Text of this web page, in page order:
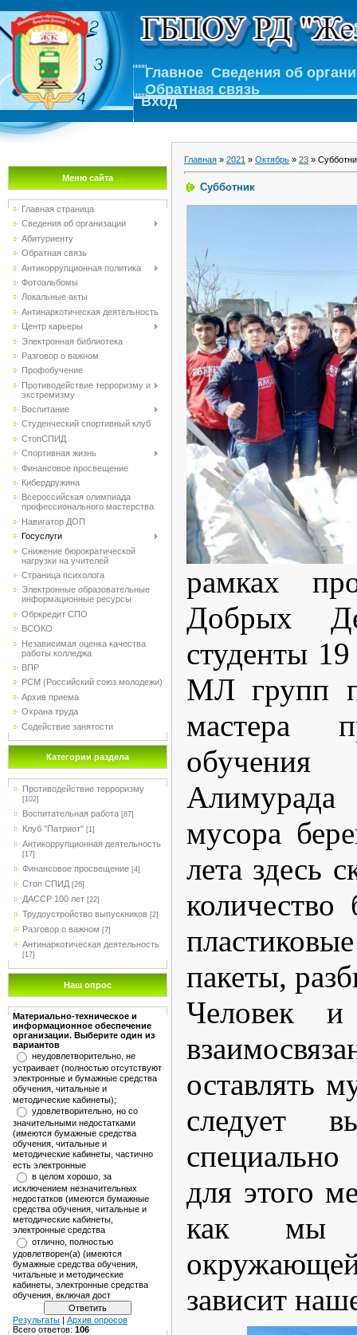
Главное Сведения об
Обратная связь
Вход
Меню сайта
Главная страница
Сведения об организации
Абитуриенту
Обратная связь
Антикоррупционная политика
Фотоальбомы
Локальные акты
Антинаркотическая деятельность
Центр карьеры
Электронная библиотека
Разговор о важном
Профобучение
Противодействие терроризму и
экстремизму
Воспитание
Студенческий спортивный клуб
CтопСПИД
Спортивная жизнь
Финансовое просвещение
Кибердружина
Всероссийская олимпиада
профессионального мастерства
Навигатор ДОП
Госуслуги
Снижение бюрократической
нагрузки на учителей
Страница психолога
Электронные образовательные
информационные ресурсы
Обркредит СПО
ВСОКО
Независимая оценка качества
работы колледжа
ВПР
РСМ (Российский союз молодежи)
Архив приема
Охрана труда
Содействие занятости
Категории раздела
Противодействие терроризму
[102]
Воспитательная работа [87]
Клуб "Патриот" [1]
Антикоррупционная деятельность
[17]
Финансовое просвещение [4]
Стоп СПИД [26]
ДАССР 100 лет [22]
Трудоустройство выпускников [2]
Разговор о важном [7]
Антинаркотическая деятельность
[17]
Наш опрос
Материально-техническое и
информационное обеспечение
организации. Выберите один из
вариантов
неудовлетворительно, не
устраивает (полностью отсутствуют
электронные и бумажные средства
обучения, читальные и
методические кабинеты);
удовлетворительно, но со
значительными недостатками
(имеются бумажные средства
обучения, читальные и
методические кабинеты, частично
есть электронные
в целом хорошо, за
исключением незначительных
недостатков (имеются бумажные
средства обучения, читальные и
методические кабинеты,
электронные средства
отлично, полностью
удовлетворен(а) (имеются
бумажные средства обучения,
читальные и методические
кабинеты, электронные средства
обучения, включая дост
Результаты | Архив опросов
Всего ответов: 106
Главная » 2021 » Октябрь » 23 »
Субботник
рамках
Добрых
студенты
МЛ групп
мастера
мусора
лета здесь
количество
пакеты,
Человек
оставлять
следует
специально
для этого
как мы
зависит